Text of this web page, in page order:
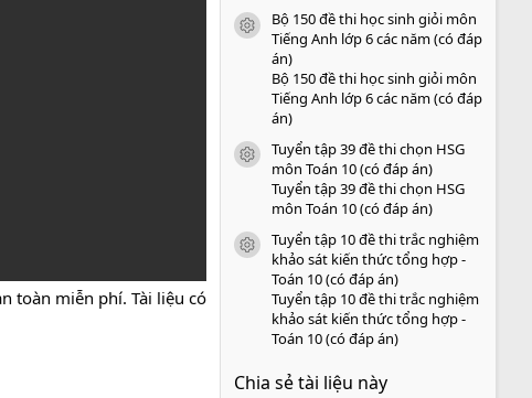
toàn miễn phí. Tài liệu có
icon tài liệu
Bộ 150 đề thi học sinh giỏi môn
Tiếng Anh lớp 6 các năm (có đáp
án)
Bộ 150 đề thi học sinh giỏi môn
Tiếng Anh lớp 6 các năm (có đáp
án)
icon tài liệu
Tuyển tập 39 đề thi chọn HSG
môn Toán 10 (có đáp án)
Tuyển tập 39 đề thi chọn HSG
môn Toán 10 (có đáp án)
icon tài liệu
Tuyển tập 10 đề thi trắc nghiệm
khảo sát kiến thức tổng hợp -
Toán 10 (có đáp án)
Tuyển tập 10 đề thi trắc nghiệm
khảo sát kiến thức tổng hợp -
Toán 10 (có đáp án)
Chia sẻ tài liệu này